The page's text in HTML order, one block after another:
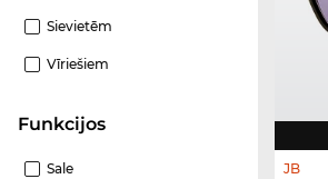
Sievietēm
Vīriešiem
funkcijos
Sale
JB